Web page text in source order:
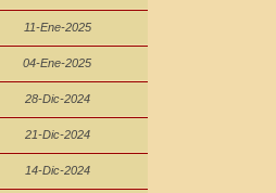
11-Ene-2025
04-Ene-2025
28-Dic-2024
21-Dic-2024
14-Dic-2024